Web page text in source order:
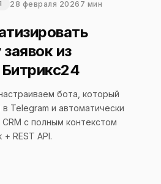
28 февраля 2026 7 мин
из
бота, который
Telegram и автоматически
с полным контекстом
REST API.